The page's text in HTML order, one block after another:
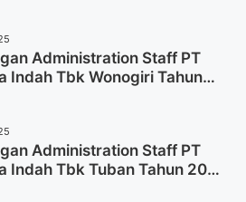
Administration Staff PT
Indah Tbk Wonogiri Tahun
Administration Staff PT
Indah Tbk Tuban Tahun 2025